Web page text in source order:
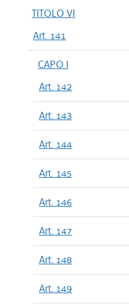
TITOLO VI
Art. 141
CAPO I
Art. 142
Art. 143
Art. 144
Art. 145
Art. 146
Art. 147
Art. 148
Art. 149